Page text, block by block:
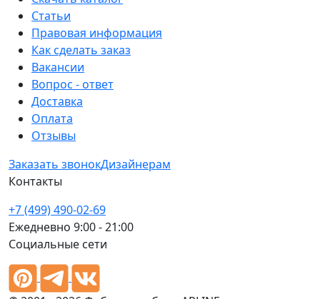
Статьи
Правовая информация
Как сделать заказ
Вакансии
Вопрос - ответ
Доставка
Оплата
Отзывы
Заказать звонокДизайнерам
Контакты
+7 (499) 490-02-69
Ежедневно 9:00 - 21:00
Социальные сети